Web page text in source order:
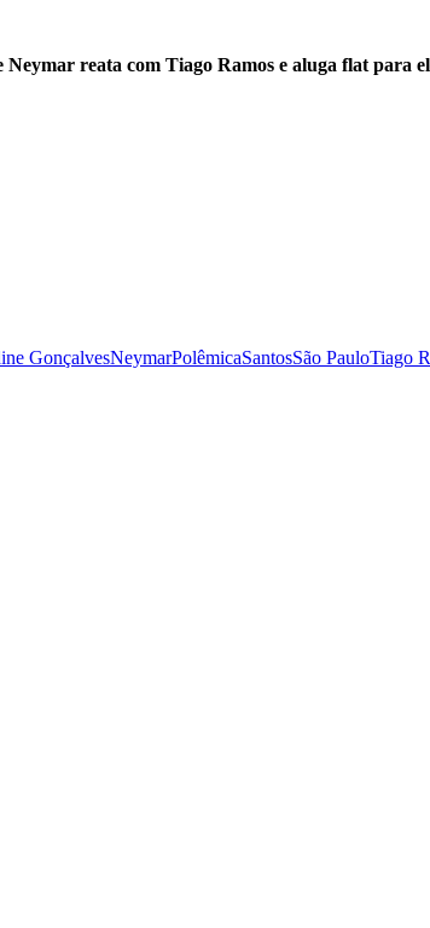
Neymar reata com Tiago Ramos e aluga flat para
GonçalvesNeymarPolêmicaSantosSão PauloTiago